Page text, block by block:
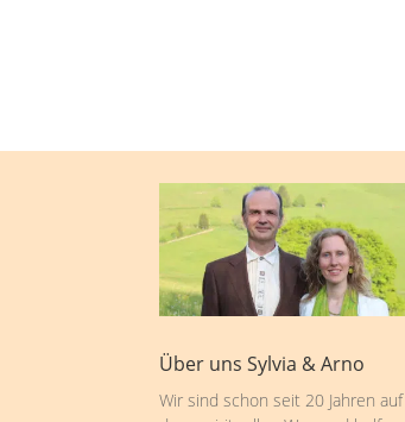
Über uns Sylvia & Arno
Wir sind schon seit 20 Jahren auf